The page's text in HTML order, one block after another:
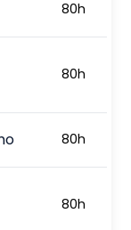
80h
80h
80h
80h